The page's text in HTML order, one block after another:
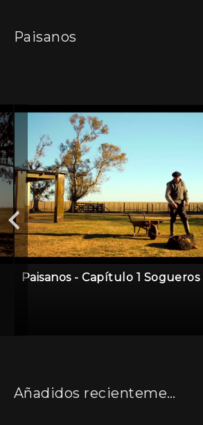
Paisanos
Paisanos - Capítulo 1 Sogueros
Añadidos recientemente